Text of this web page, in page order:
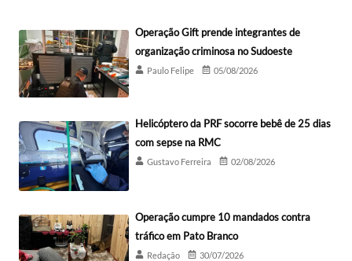
Operação Gift prende integrantes de
organização criminosa no Sudoeste
Paulo Felipe 05/08/2026
Helicóptero da PRF socorre bebê de 25 dias
com sepse na RMC
Gustavo Ferreira 02/08/2026
Operação cumpre 10 mandados contra
tráfico em Pato Branco
Redação 30/07/2026